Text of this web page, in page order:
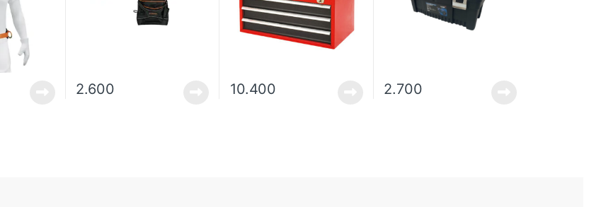
2.600 10.400 2.700